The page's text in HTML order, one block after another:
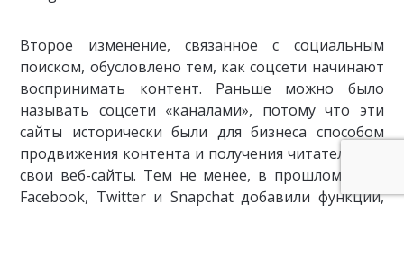
Второе изменение, связанное с социальным
поиском, обусловлено тем, как соцсети начинают
воспринимать контент. Раньше можно было
называть соцсети «каналами», потому что эти
сайты исторически были для бизнеса способом
продвижения контента и получения читателей на
свои веб-сайты. Тем не менее, в прошлом году,
Facebook, Twitter и Snapchat добавили функции,